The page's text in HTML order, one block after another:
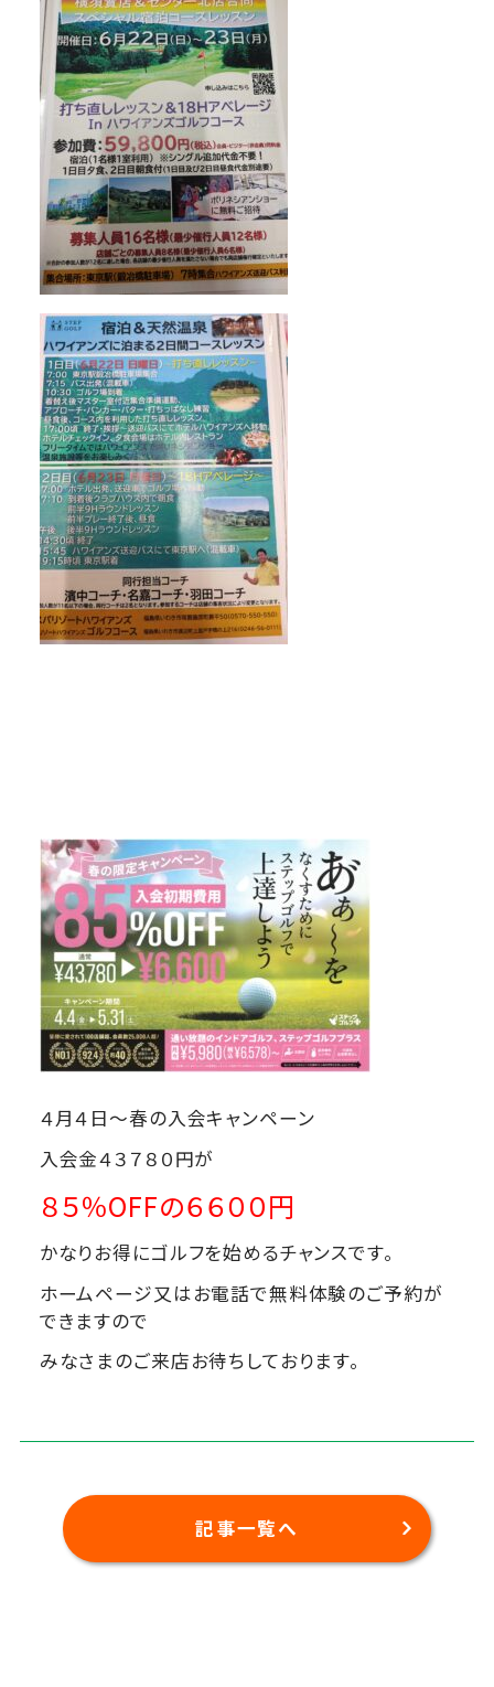
４月４日～春の入会キャンペーン
入会金４３７８０円が
８５％OFFの６６００円
かなりお得にゴルフを始めるチャンスです。
ホームページ又はお電話で無料体験のご予約が
できますので
みなさまのご来店お待ちしております。
記事一覧へ